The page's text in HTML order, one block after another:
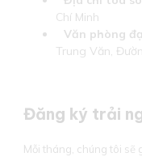
Chí Minh
Văn phòng
Trung Văn,
Đăng ký trải
Mỗi tháng, chúng tôi sẽ